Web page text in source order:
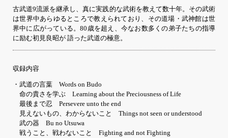
古武道9流派を継承し、真に実践的な武術を教えて数十年。その武術
は世界中あらゆるところで教えられており、その道場・武神館は世
界中に広がっている。80歳を超え、今なお数多くの弟子たちの指導
に励む初見良昭が 語った武道の極意。
収録内容
・武道の言葉 Words on Budo
命の貴さを学ぶ Learning about the Preciousness of Life
最後まで忍 Persevere unto the end
見えないもの、わからないこと Things not seen or understood
武の器 Bu no Utsuwa
戦うこと、戦わないこと Fighting and not Fighting